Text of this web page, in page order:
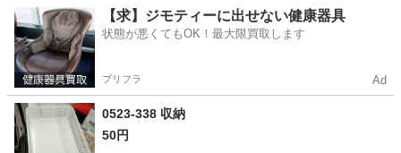
神奈川 平塚市 生活雑貨
【求】ジモティーに出せない健康器具
状態が悪くてもOK！最大限買取します
プリフラ Ad
0523-338 収納
50円